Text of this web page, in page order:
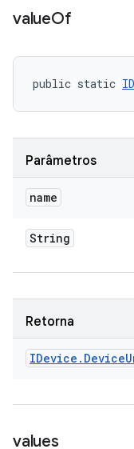
valueOf
public static
Parâmetros
name
String
Retorna
IDevice . Device
values